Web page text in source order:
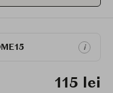
i
115 lei